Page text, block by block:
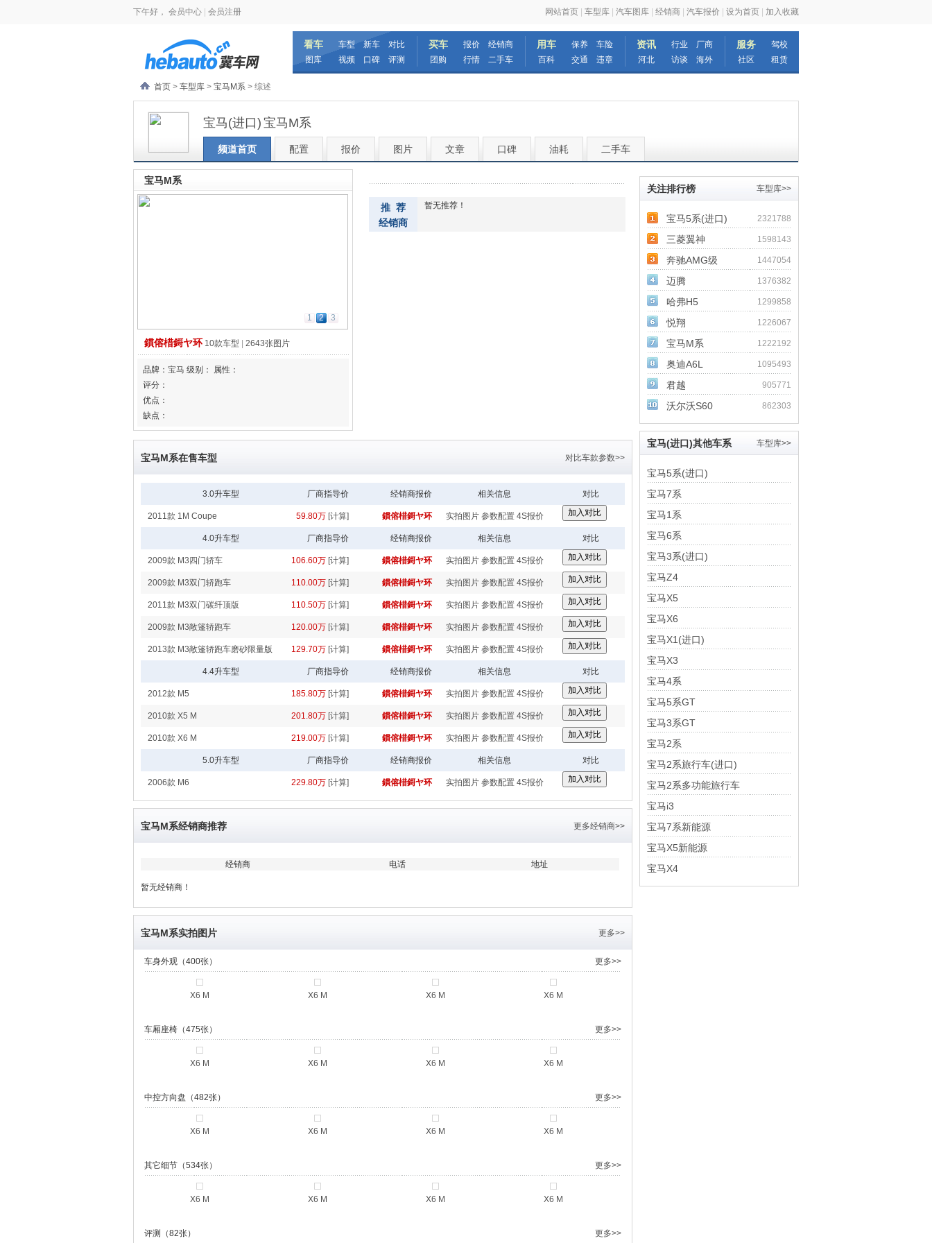
下午好， 会员中心 会员注册 网站首页 车型库 汽车图库 经销商 汽车报价 设为首页 加入收藏
看车
图库
车型 新车
对比
视频
口碑 评测
买车
团购
报价
经销商
行情
二手车
用车
百科
保养
车险
交通
违章
资讯
河北
行业
厂商
访谈
海外
服务
社区
驾校
租赁
首页 > 车型库 > 宝马M系 > 综述
宝马(进口) 宝马M系
频道首页 配置 报价 图片 文章 口碑 油耗 二手车
宝马M系
1 2 3
鏆傛棤鎶ヤ环 10款车型 2643张图片
品牌： 宝马 级别：
属性：
评分：
优点：
缺点：
推 荐
经销商
暂无推荐！
对比车款参数>>
宝马M系在售车型
3.0升车型 厂商指导价 经销商报价 相关信息 对比
2011款 1M Coupe 59.80万 [计算] 鏆傛棤鎶ヤ环 实拍图片 参数配置 4S报价
4.0升车型 厂商指导价 经销商报价 相关信息 对比
2009款 M3四门轿车 106.60万 [计算] 鏆傛棤鎶ヤ环 实拍图片 参数配置 4S报价
2009款 M3双门轿跑车 110.00万 [计算] 鏆傛棤鎶ヤ环 实拍图片 参数配置 4S报价
2011款 M3双门碳纤顶版 110.50万 [计算] 鏆傛棤鎶ヤ环 实拍图片 参数配置 4S报价
2009款 M3敞篷轿跑车 120.00万 [计算] 鏆傛棤鎶ヤ环 实拍图片 参数配置 4S报价
2013款 M3敞篷轿跑车磨砂限量版 129.70万 [计算] 鏆傛棤鎶ヤ环 实拍图片 参数配置 4S报价
4.4升车型 厂商指导价 经销商报价 相关信息 对比
2012款 M5 185.80万 [计算] 鏆傛棤鎶ヤ环 实拍图片 参数配置 4S报价
2010款 X5 M 201.80万 [计算] 鏆傛棤鎶ヤ环 实拍图片 参数配置 4S报价
2010款 X6 M 219.00万 [计算] 鏆傛棤鎶ヤ环 实拍图片 参数配置 4S报价
5.0升车型 厂商指导价 经销商报价 相关信息 对比
2006款 M6 229.80万 [计算] 鏆傛棤鎶ヤ环 实拍图片 参数配置 4S报价
更多经销商>>
宝马M系经销商推荐
经销商 电话 地址
暂无经销商！
更多>>
宝马M系实拍图片
更多>>
车身外观（400张）
X6 M X6 M X6 M X6 M
更多>>
车厢座椅（475张）
X6 M X6 M X6 M X6 M
更多>>
中控方向盘（482张）
X6 M X6 M X6 M X6 M
更多>>
其它细节（534张）
X6 M X6 M X6 M X6 M
更多>>
评测（82张）
车型库>>
关注排行榜
2321788
宝马5系(进口)
1598143
三菱翼神
1447054
奔驰AMG级
1376382
迈腾
1299858
哈弗H5
1226067
悦翔
1222192
宝马M系
1095493
奥迪A6L
905771
君越
862303
沃尔沃S60
车型库>>
宝马(进口)其他车系
宝马5系(进口)
宝马7系
宝马1系
宝马6系
宝马3系(进口)
宝马Z4
宝马X5
宝马X6
宝马X1(进口)
宝马X3
宝马4系
宝马5系GT
宝马3系GT
宝马2系
宝马2系旅行车(进口)
宝马2系多功能旅行车
宝马i3
宝马7系新能源
宝马X5新能源
宝马X4